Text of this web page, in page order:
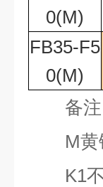
0(M)
FB35-F5
0(M)
备注
M黄
K1